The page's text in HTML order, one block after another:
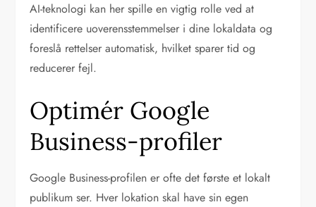
AI-teknologi kan her spille en vigtig rolle ved at
identificere uoverensstemmelser i dine lokaldata og
foreslå rettelser automatisk, hvilket sparer tid og
reducerer fejl.
Optimér Google
Business-profiler
Google Business-profilen er ofte det første et lokalt
publikum ser. Hver lokation skal have sin egen